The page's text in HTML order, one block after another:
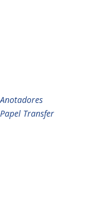
Anotadores
Papel Transfer